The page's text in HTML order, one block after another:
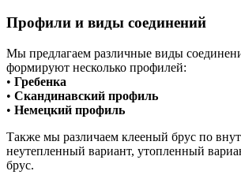
Профили и виды соединений
Мы предлагаем различные виды
формируют несколько профилей:
• Гребенка
• Скандинавский профиль
• Немецкий профиль
Также мы различаем клееный брус по
неутепленный вариант, утопленный
брус.